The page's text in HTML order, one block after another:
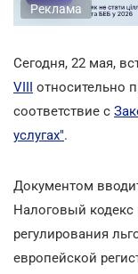
Реклама
Сегодня, 22 мая,
VIII относительно
соответствие с
услугах".
Документом
Налоговый кодекс
регулирования
европейской